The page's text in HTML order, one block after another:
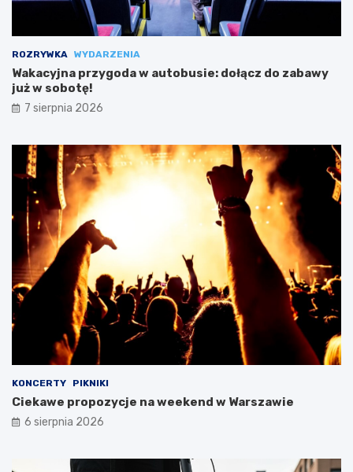
ROZRYWKA WYDARZENIA
Wakacyjna przygoda w autobusie: dołącz do zabawy
już w sobotę!
7 sierpnia 2026
KONCERTY PIKNIKI
Ciekawe propozycje na weekend w Warszawie
6 sierpnia 2026